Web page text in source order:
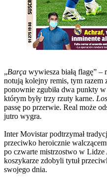
„Barça wywiesza białą flagę”
notują kolejny remis, tym razem
ponownie zgubiła dwa punkty
którym były trzy rzuty karne.
passę po przerwie. Real może
jutro wygra.
Inter Movistar podtrzymał
przeciwko heroicznie
po czwarte mistrzostwo w
koszykarze zdobyli tytuł
swojego dnia.